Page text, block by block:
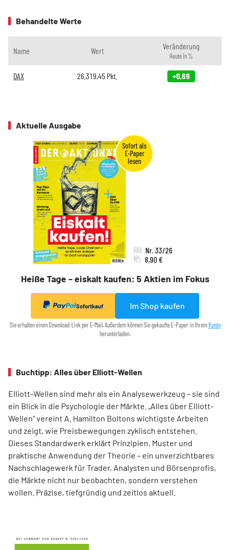
Behandelte Werte
Name Wert Veränderung
Heute in %
DAX 26.319,45 Pkt. +0,69
Aktuelle Ausgabe
Heiße Tage – eiskalt kaufen: 5 Aktien im Fokus
Nr. 33/26
8,90 €
Sofortkauf Im Shop kaufen
Sie erhalten einen Download-Link per E-Mail. Außerdem können Sie gekaufte E-Paper in Ihrem Konto
herunterladen.
Buchtipp: Alles über Elliott-Wellen
Elliott-Wellen sind mehr als ein Analysewerkzeug – sie sind
ein Blick in die Psychologie der Märkte. „Alles über Elliott-
Wellen“ vereint A. Hamilton Boltons wichtigste Arbeiten
und zeigt, wie Preisbewegungen zyklisch entstehen.
Dieses Standardwerk erklärt Prinzipien, Muster und
praktische Anwendung der Theorie – ein unverzichtbares
Nachschlagewerk für Trader, Analysten und Börsenprofis,
die Märkte nicht nur beobachten, sondern verstehen
wollen. Präzise, tiefgründig und zeitlos aktuell.